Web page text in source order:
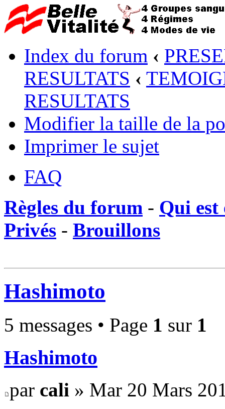
Index du forum ‹
RESULTATS ‹
RESULTATS
Modifier la taille de la
Imprimer le sujet
FAQ
Règles du forum - Qui est
Privés - Brouillons
Hashimoto
5 messages • Page 1 sur 1
Hashimoto
par cali » Mar 20 Mars